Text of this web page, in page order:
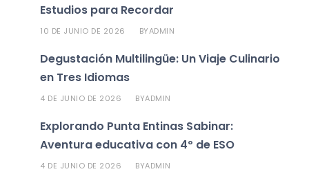
Estudios para Recordar
10 DE JUNIO DE 2026 BYADMIN
Degustación Multilingüe: Un Viaje Culinario
en Tres Idiomas
4 DE JUNIO DE 2026 BYADMIN
Explorando Punta Entinas Sabinar:
Aventura educativa con 4º de ESO
4 DE JUNIO DE 2026 BYADMIN